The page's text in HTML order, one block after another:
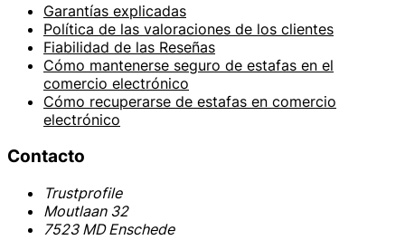
Garantías explicadas
Política de las valoraciones de los clientes
Fiabilidad de las Reseñas
Cómo mantenerse seguro de estafas en el
comercio electrónico
Cómo recuperarse de estafas en comercio
electrónico
Contacto
Trustprofile
Moutlaan 32
7523 MD Enschede